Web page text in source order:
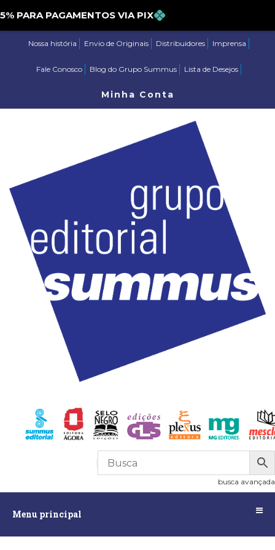
PAGAMENTOS VIA PIX
Nossa história Envio de Originais Distribuidores Imprensa
Fale Conosco Blog do Grupo Summus Lista de Desejos
Minha Conta
R$0,00
busca avançada
Menu principal
principalAssuntos